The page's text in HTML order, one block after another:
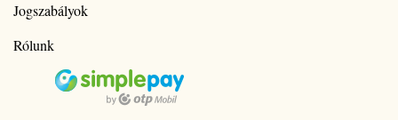
Jogszabályok
Rólunk